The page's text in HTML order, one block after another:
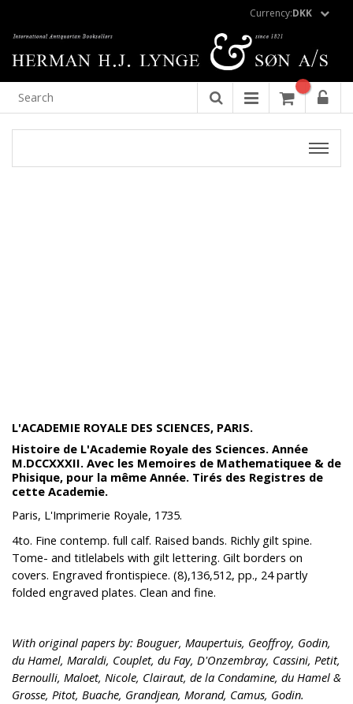
Currency:DKK
L'ACADEMIE ROYALE DES SCIENCES, PARIS.
Histoire de L'Academie Royale des Sciences. Année
M.DCCXXXII. Avec les Memoires de Mathematiquee & de
Phisique, pour la même Année. Tirés des Registres de
cette Academie.
Paris, L'Imprimerie Royale, 1735.
4to. Fine contemp. full calf. Raised bands. Richly gilt spine.
Tome- and titlelabels with gilt lettering. Gilt borders on
covers. Engraved frontispiece. (8),136,512, pp., 24 partly
folded engraved plates. Clean and fine.
With original papers by: Bouguer, Maupertuis, Geoffroy, Godin,
du Hamel, Maraldi, Couplet, du Fay, D'Onzembray, Cassini, Petit,
Bernoulli, Maloet, Nicole, Clairaut, de la Condamine, du Hamel &
Grosse, Pitot, Buache, Grandjean, Morand, Camus, Godin.